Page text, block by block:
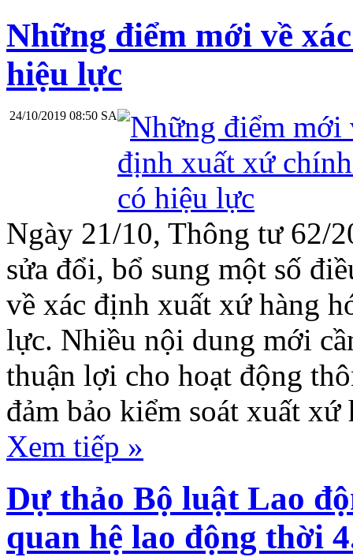
Những điểm mới về
hiệu lực
24/10/2019 08:50 SA
Ngày 21/10, Thông tư 62/
sửa đổi, bổ sung một số
về xác định xuất xứ hàng
lực. Nhiều nội dung mới
thuận lợi cho hoạt động
đảm bảo kiểm soát xuất
Xem tiếp »
Dự thảo Bộ luật Lao
quan hệ lao động thời